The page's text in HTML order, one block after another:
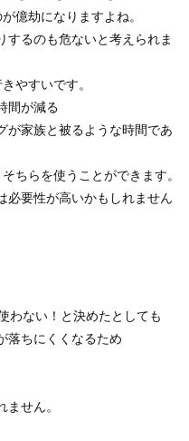
億劫になりますよね。
するのも危ないと考えられま
やすいです。
間が減る
が家族と被るような時間であ
ちらを使うことができます。
必要性が高いかもしれません
わない！と決めたとしても
落ちにくくなるため
せん。